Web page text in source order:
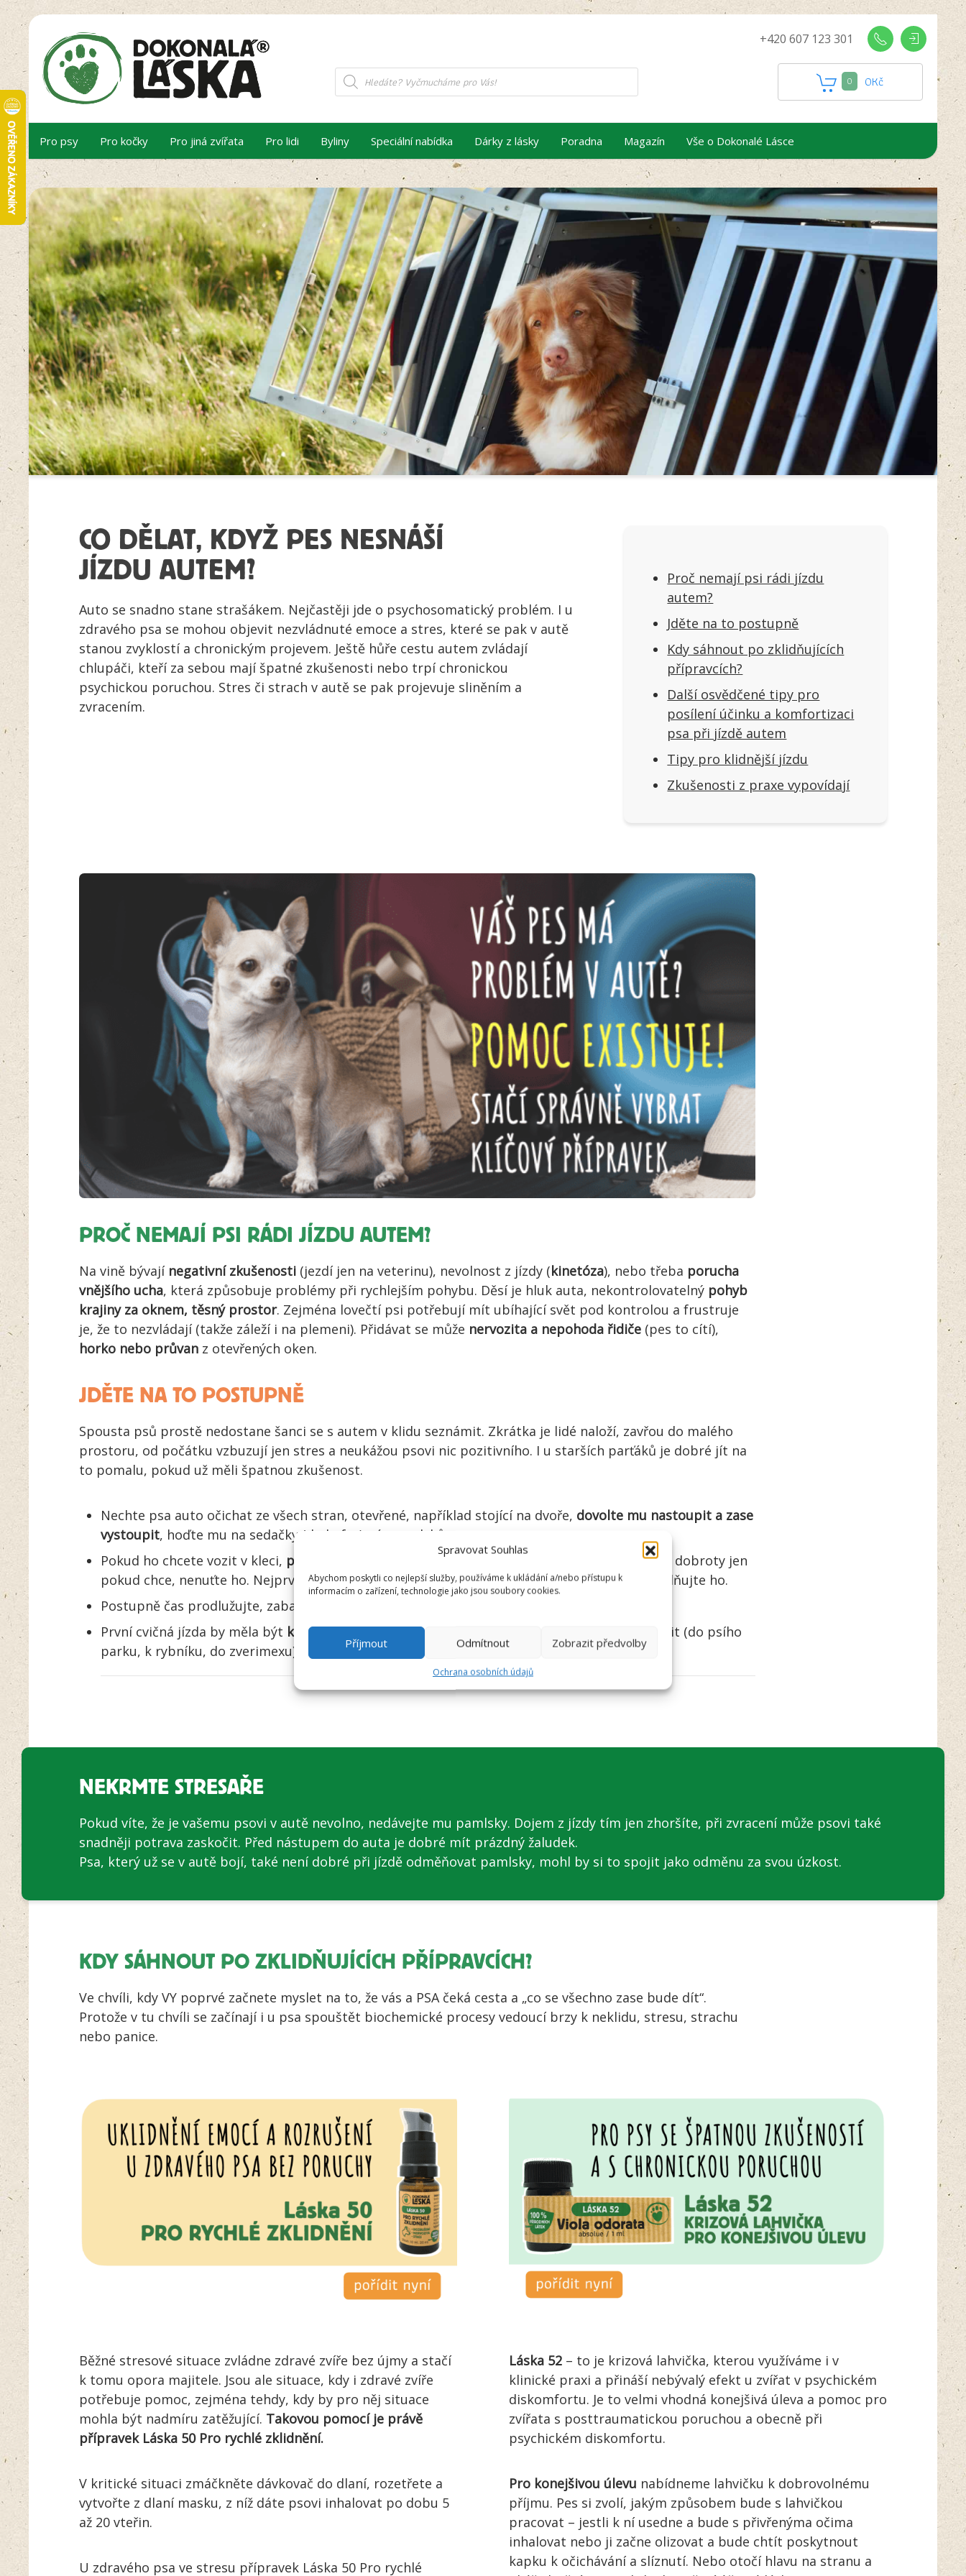
Spravovat Souhlas
Abychom poskytli co nejlepší služby, používáme k ukládání a/nebo přístupu k
informacím o zařízení, technologie jako jsou soubory cookies.
Příjmout Odmítnout Zobrazit předvolby
Ochrana osobních údajů
+420 607 123 301
Products
search 0 0Kč
Pro psy Pro kočky Pro jiná zvířata Pro lidi Byliny Speciální nabídka Dárky z lásky Poradna Magazín Vše o Dokonalé Lásce
CO DĚLAT, KDYŽ PES NESNÁŠÍ
JÍZDU AUTEM?
Auto se snadno stane strašákem. Nejčastěji jde o psychosomatický problém. I u
zdravého psa se mohou objevit nezvládnuté emoce a stres, které se pak v autě
stanou zvyklostí a chronickým projevem. Ještě hůře cestu autem zvládají
chlupáči, kteří za sebou mají špatné zkušenosti nebo trpí chronickou
psychickou poruchou. Stres či strach v autě se pak projevuje sliněním a
zvracením.
Proč nemají psi rádi jízdu
autem?
Jděte na to postupně
Kdy sáhnout po zklidňujících
přípravcích?
Další osvědčené tipy pro
posílení účinku a komfortizaci
psa při jízdě autem
Tipy pro klidnější jízdu
Zkušenosti z praxe vypovídají
PROČ NEMAJÍ PSI RÁDI JÍZDU AUTEM?
Na vině bývají negativní zkušenosti (jezdí jen na veterinu), nevolnost z jízdy (kinetóza), nebo třeba porucha
vnějšího ucha, která způsobuje problémy při rychlejším pohybu. Děsí je hluk auta, nekontrolovatelný pohyb
krajiny za oknem, těsný prostor. Zejména lovečtí psi potřebují mít ubíhající svět pod kontrolou a frustruje
je, že to nezvládají (takže záleží i na plemeni). Přidávat se může nervozita a nepohoda řidiče (pes to cítí),
horko nebo průvan z otevřených oken.
JDĚTE NA TO POSTUPNĚ
Spousta psů prostě nedostane šanci se s autem v klidu seznámit. Zkrátka je lidé naloží, zavřou do malého
prostoru, od počátku vzbuzují jen stres a neukážou psovi nic pozitivního. I u starších parťáků je dobré jít na
to pomalu, pokud už měli špatnou zkušenost.
Nechte psa auto očichat ze všech stran, otevřené, například stojící na dvoře, dovolte mu nastoupit a zase
vystoupit, hoďte mu na sedačky (do kufru) pár pamlsků.
Pokud ho chcete vozit v kleci, přivykejte ho na klec nejprve mimo auto
. Dovnitř ho lákejte na dobroty jen
pokud chce, nenuťte ho. Nejprve za ním klec zavřete a hned mu dovolte zase vystoupit, uklidňujte ho.
Postupně čas prodlužujte, zabavte psa při pobytu v autě třeba
První cvičná jízda by měla být krátká s pozitivním cílem
, aby se pes naučil na auto příště těšit (do psího
parku, k rybníku, do zverimexu).
NEKRMTE STRESAŘE
Pokud víte, že je vašemu psovi v autě nevolno, nedávejte mu pamlsky. Dojem z jízdy tím jen zhoršíte, při zvracení může psovi také
snadněji potrava zaskočit. Před nástupem do auta je dobré mít prázdný žaludek.
Psa, který už se v autě bojí, také není dobré při jízdě odměňovat pamlsky, mohl by si to spojit jako odměnu za svou úzkost.
KDY SÁHNOUT PO ZKLIDŇUJÍCÍCH PŘÍPRAVCÍCH?
Ve chvíli, kdy VY poprvé začnete myslet na to, že vás a PSA čeká cesta a „co se všechno zase bude dít“.
Protože v tu chvíli se začínají i u psa spouštět biochemické procesy vedoucí brzy k neklidu, stresu, strachu
nebo panice.
Běžné stresové situace zvládne zdravé zvíře bez újmy a stačí
k tomu opora majitele. Jsou ale situace, kdy i zdravé zvíře
potřebuje pomoc, zejména tehdy, kdy by pro něj situace
mohla být nadmíru zatěžující. Takovou pomocí je právě
přípravek Láska 50 Pro rychlé zklidnění.
V kritické situaci zmáčkněte dávkovač do dlaní, rozetřete a
vytvořte z dlaní masku, z níž dáte psovi inhalovat po dobu 5
až 20 vteřin.
U zdravého psa ve stresu přípravek Láska 50 Pro rychlé
Láska 52 – to je krizová lahvička, kterou využíváme i v
klinické praxi a přináší nebývalý efekt u zvířat v psychickém
diskomfortu. Je to velmi vhodná konejšivá úleva a pomoc pro
zvířata s posttraumatickou poruchou a obecně při
psychickém diskomfortu.
Pro konejšivou úlevu nabídneme lahvičku k dobrovolnému
příjmu. Pes si zvolí, jakým způsobem bude s lahvičkou
pracovat – jestli k ní usedne a bude s přivřenýma očima
inhalovat nebo ji začne olizovat a bude chtít poskytnout
kapku k očichávání a slíznutí. Nebo otočí hlavu na stranu a